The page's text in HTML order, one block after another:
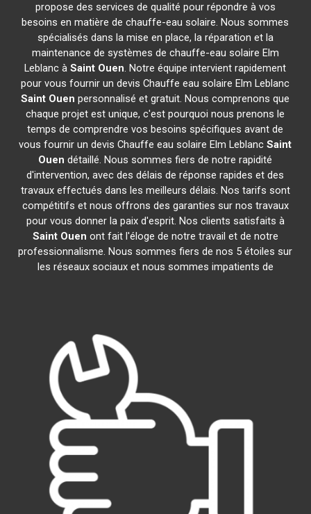
propose des services de qualité pour répondre à vos
besoins en matière de chauffe-eau solaire. Nous sommes
spécialisés dans la mise en place, la réparation et la
maintenance de systèmes de chauffe-eau solaire Elm
Leblanc àSaint Ouen. Notre équipe intervient rapidement
pour vous fournir un devis Chauffe eau solaire Elm Leblanc
Saint Ouen personnalisé et gratuit. Nous comprenons que
chaque projet est unique, c'est pourquoi nous prenons le
temps de comprendre vos besoins spécifiques avant de
vous fournir un devis Chauffe eau solaire Elm LeblancSaint
Ouen détaillé. Nous sommes fiers de notre rapidité
d'intervention, avec des délais de réponse rapides et des
travaux effectués dans les meilleurs délais. Nos tarifs sont
compétitifs et nous offrons des garanties sur nos travaux
pour vous donner la paix d'esprit. Nos clients satisfaits à
Saint Ouen ont fait l'éloge de notre travail et de notre
professionnalisme. Nous sommes fiers de nos 5 étoiles sur
les réseaux sociaux et nous sommes impatients de